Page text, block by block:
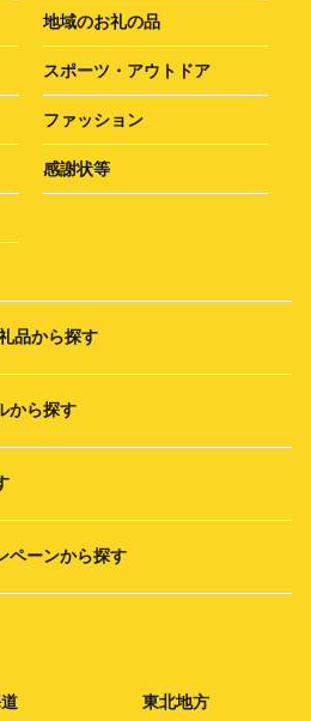
地域のお礼の品
スポーツ・アウトドア
ファッション
感謝状等
品から探す
から探す
ペーンから探す
東北地方